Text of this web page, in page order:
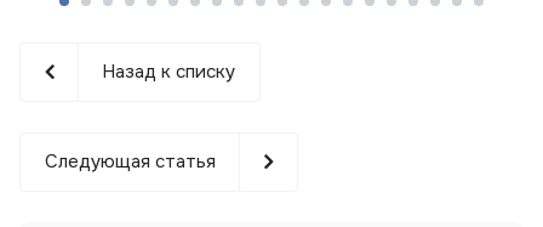
Назад к списку
Следующая статья